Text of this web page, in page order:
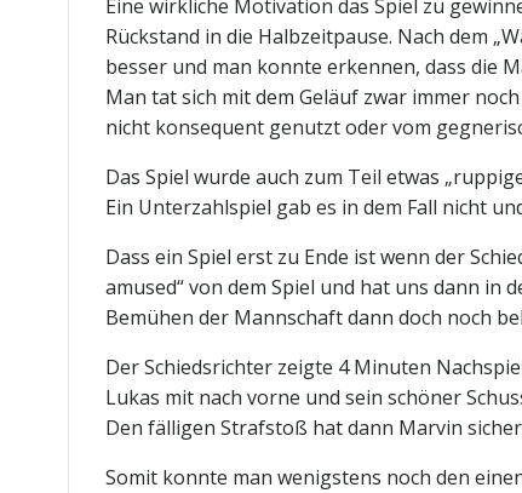
Eine wirkliche Motivation das Spiel zu
Rückstand in die Halbzeitpause. Nach dem
besser und man konnte erkennen, dass die
Man tat sich mit dem Geläuf zwar immer
nicht konsequent genutzt oder vom
Das Spiel wurde auch zum Teil etwas
Ein Unterzahlspiel gab es in dem Fall nicht
Dass ein Spiel erst zu Ende ist wenn der
amused“ von dem Spiel und hat uns dann in
Bemühen der Mannschaft dann doch noch
Der Schiedsrichter zeigte 4 Minuten
Lukas mit nach vorne und sein schöner
Den fälligen Strafstoß hat dann Marvin
Somit konnte man wenigstens noch den